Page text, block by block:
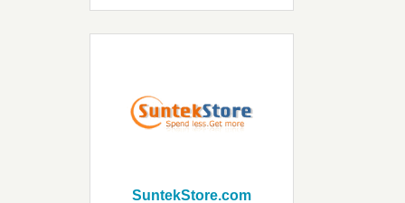
SuntekStore.com